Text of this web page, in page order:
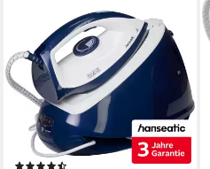
Dampfbügelstation
HIS1565BLD, 6,5 bar
Dampfdruck, max. 300g/min
Dampfmenge
1500 ml
Wassertank
120 g/min
Dauerdampfmenge
6,5 bar Dampfdruck